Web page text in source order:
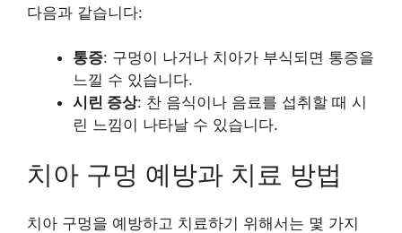
다음과 같습니다:
통증: 구멍이 나거나 치아가 부식되면 통증을
느낄 수 있습니다.
시린 증상: 찬 음식이나 음료를 섭취할 때 시
린 느낌이 나타날 수 있습니다.
치아 구멍 예방과 치료 방법
치아 구멍을 예방하고 치료하기 위해서는 몇 가지